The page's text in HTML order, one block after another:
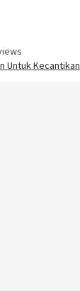
Untuk Kecantikan